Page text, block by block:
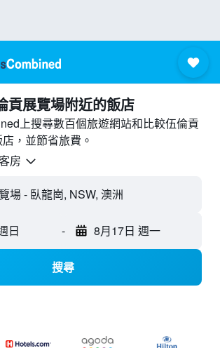
貢展覽場附近​的飯店
上搜尋數百個旅遊網站和比較伍倫貢
，並節省旅費。
房
場 - 臥龍崗, NSW, 澳洲
日 - 8月17日 週一
搜尋